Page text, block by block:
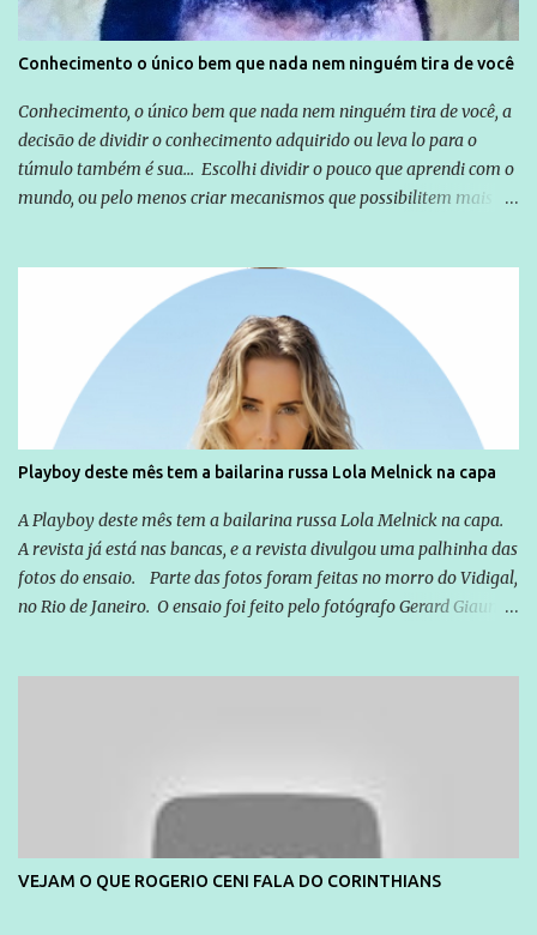
Conhecimento o único bem que nada nem ninguém tira de você
Conhecimento, o único bem que nada nem ninguém tira de você, a
decisão de dividir o conhecimento adquirido ou leva lo para o
túmulo também é sua... Escolhi dividir o pouco que aprendi com o
mundo, ou pelo menos criar mecanismos que possibilitem mais e
empreendedor da comunicação, que além de informação
cotidiana, corriqueira e cada vez mais preocupantes, do tipo que
você já esta acostumado a ver neste espaço, vou trabalhar a ideia
que possibilite distribuir não só informações, mas que gere de
forma consistente a riqueza do conhecimento... Exemplo: o
cidadão brasileiro não precisa só ser informado sobre operações
da Lava Jato, Reformas que podem retirar ou não direitos, ou
quem vai ser preso ou não; é preciso levar até as pessoas, do mais
simples ao mais burguês, o que diz a nossa Constituição, quais são
seus direitos e deveres em ...
Playboy deste mês tem a bailarina russa Lola Melnick na capa
A Playboy deste mês tem a bailarina russa Lola Melnick na capa.
A revista já está nas bancas, e a revista divulgou uma palhinha das
fotos do ensaio. Parte das fotos foram feitas no morro do Vidigal,
no Rio de Janeiro. O ensaio foi feito pelo fotógrafo Gerard Giaume
VEJAM O QUE ROGERIO CENI FALA DO CORINTHIANS